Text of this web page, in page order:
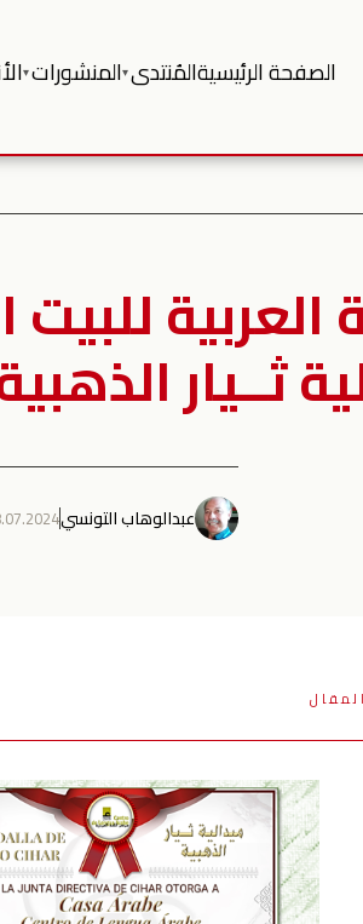
الصفحة الرئيسيةالمُنتدى▾المنشورات▾
العربية
ثــيار الذهبية
عبدالوهاب التونسي
المقال